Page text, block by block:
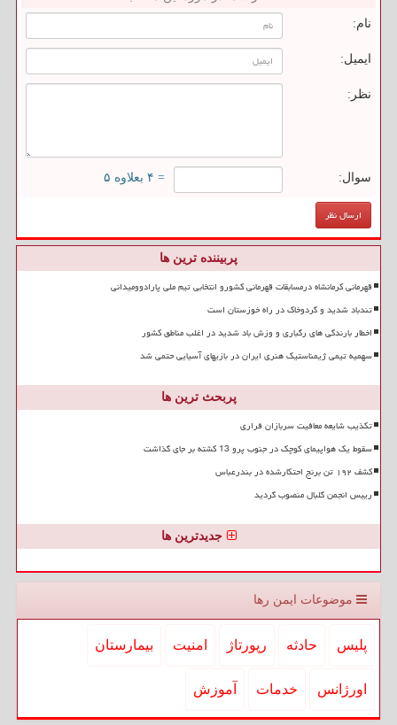
نام:
ایمیل:
نظر:
سوال: = ۴ بعلاوه ۵
پربیننده ترین ها
قهرمانی کرمانشاه درمسابقات قهرمانی کشورو انتخابی تیم ملی پارادوومیدانی
تندباد شدید و گردوخاک در راه خوزستان است
اخطار بارندگی های رگباری و وزش باد شدید در اغلب مناطق کشور
سهمیه تیمی ژیمناستیک هنری ایران در بازیهای آسیایی حتمی شد
پربحث ترین ها
تکذیب شایعه معافیت سربازان فراری
سقوط یک هواپیمای کوچک در جنوب پرو 13 کشته بر جای گذاشت
کشف ۱۹۲ تن برنج احتکارشده در بندرعباس
رییس انجمن گلبال منصوب گردید
جدیدترین ها
موضوعات ایمن رها
پلیس حادثه رپورتاژ امنیت بیمارستان
اورژانس خدمات آموزش